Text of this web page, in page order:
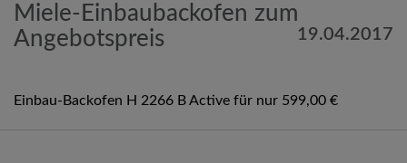
Miele-Einbaubackofen zum
Angebotspreis
19.04.2017
Einbau-Backofen H 2266 B Active für nur 599,00 €